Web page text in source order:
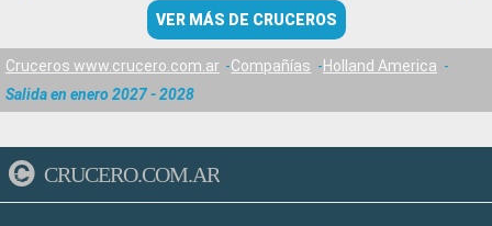
VER MÁS DE CRUCEROS
Cruceros www.crucero.com.ar Compañías
Holland America
Salida en enero 2027 - 2028
CRUCERO.COM.AR